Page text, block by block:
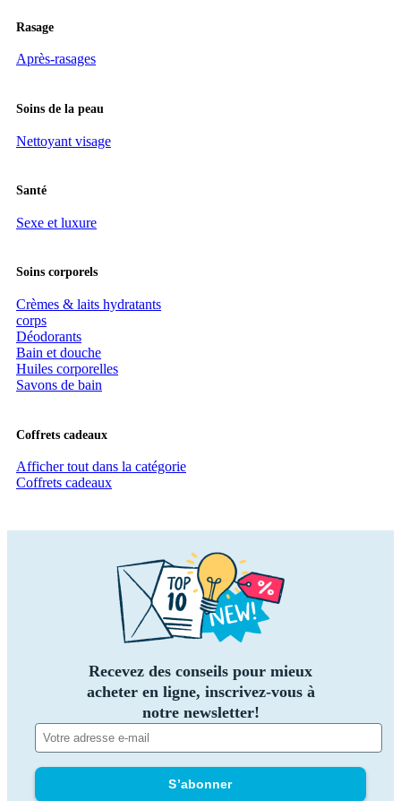
Rasage
Après-rasages
Soins de la peau
Nettoyant visage
Santé
Sexe et luxure
Soins corporels
Crèmes & laits hydratants
corps
Déodorants
Bain et douche
Huiles corporelles
Savons de bain
Coffrets cadeaux
Afficher tout dans la catégorie
Coffrets cadeaux
Recevez des conseils pour mieux
acheter en ligne, inscrivez-vous à
notre newsletter!
S’abonner